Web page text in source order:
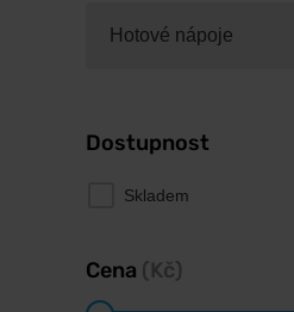
Hotové nápoje
Dostupnost
Skladem
Cena (Kč)